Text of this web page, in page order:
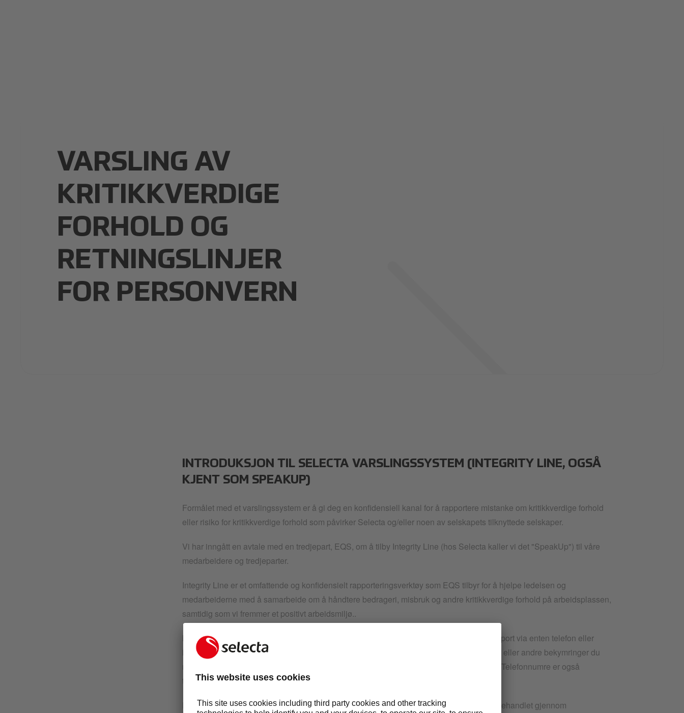
VARSLING AV
KRITIKKVERDIGE
FORHOLD OG
RETNINGSLINJER
FOR PERSONVERN
INTRODUKSJON TIL SELECTA VARSLINGSSYSTEM (INTEGRITY LINE, OGSÅ
KJENT SOM SPEAKUP)
Formålet med et varslingssystem er å gi deg en konfidensiell kanal for å rapportere mistanke om kritikkverdige forhold
eller risiko for kritikkverdige forhold som påvirker Selecta og/eller noen av selskapets tilknyttede selskaper.
Vi har inngått en avtale med en tredjepart, EQS, om å tilby Integrity Line (hos Selecta kaller vi det "SpeakUp") til våre
medarbeidere og tredjeparter.
Integrity Line er et omfattende og konfidensielt rapporteringsverktøy som EQS tilbyr for å hjelpe ledelsen og
medarbeiderne med å samarbeide om å håndtere bedrageri, misbruk og andre kritikkverdige forhold på arbeidsplassen,
samtidig som vi fremmer et positivt arbeidsmiljø..
Med Integrity Line kan alle medarbeidere eller tredjeparter sende inn en konfidensiell rapport via enten telefon eller
internett, og den er utformet for å rapportere eventuelle brudd på våre etiske retningslinjer eller andre bekymringer du
måtte ha. Du kan rapportere bekymringene dine via nettsiden
. Telefonnumre er også
tilgjengelige via denne lenken etter at du har valgt sted.
Denne erklæringen vil gi deg informasjon om hvordan personopplysningene dine vil bli behandlet gjennom